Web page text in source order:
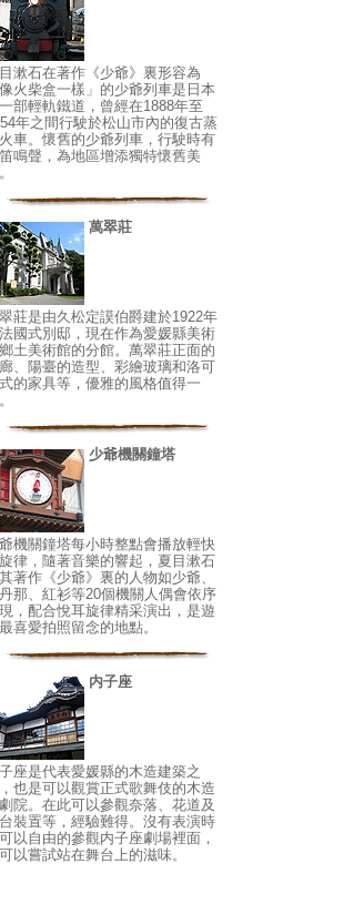
漱石在著作《少爺》裏形容為
像火柴盒一樣」的少爺列車是日本
部輕軌鐵道，曾經在1888年至
年之間行駛於松山市內的復古蒸
車。懷舊的少爺列車，行駛時有
鳴聲，為地區增添獨特懷舊美
萬翠莊
莊是由久松定謨伯爵建於1922年
國式別邸，現在作為愛媛縣美術
土美術館的分館。萬翠莊正面的
、陽臺的造型、彩繪玻璃和洛可
的家具等，優雅的風格值得一
少爺機關鐘塔
機關鐘塔每小時整點會播放輕快
律，隨著音樂的響起，夏目漱石
著作《少爺》裏的人物如少爺、
那、紅衫等20個機關人偶會依序
，配合悅耳旋律精采演出，是遊
喜愛拍照留念的地點。
内子座
座是代表愛媛縣的木造建築之
也是可以觀賞正式歌舞伎的木造
院。在此可以參觀奈落、花道及
裝置等，經驗難得。沒有表演時
以自由的參觀内子座劇場裡面，
以嘗試站在舞台上的滋味。